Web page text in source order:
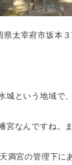
太宰府市坂本
城という地域で
宮なんですね。
満宮の管理下に